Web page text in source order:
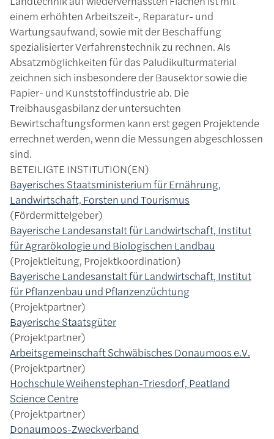
einem erhöhten Arbeitszeit-, Reparatur- und
Wartungsaufwand, sowie mit der Beschaffung
spezialisierter Verfahrenstechnik zu rechnen. Als
Absatzmöglichkeiten für das Paludikulturmaterial
zeichnen sich insbesondere der Bausektor sowie die
Papier- und Kunststoffindustrie ab. Die
Treibhausgasbilanz der untersuchten
Bewirtschaftungsformen kann erst gegen Projektende
errechnet werden, wenn die Messungen abgeschlossen
sind.
BETEILIGTE INSTITUTION(EN)
Bayerisches Staatsministerium für Ernährung,
Landwirtschaft, Forsten und Tourismus
Fördermittelgeber
Bayerische Landesanstalt für Landwirtschaft, Institut
für Agrarökologie und Biologischen Landbau
Projektleitung, Projektkoordination
Bayerische Landesanstalt für Landwirtschaft, Institut
für Pflanzenbau und Pflanzenzüchtung
Projektpartner
Bayerische Staatsgüter
Projektpartner
Arbeitsgemeinschaft Schwäbisches Donaumoos e.V.
Projektpartner
Hochschule Weihenstephan-Triesdorf, Peatland
Science Centre
Projektpartner
Donaumoos-Zweckverband